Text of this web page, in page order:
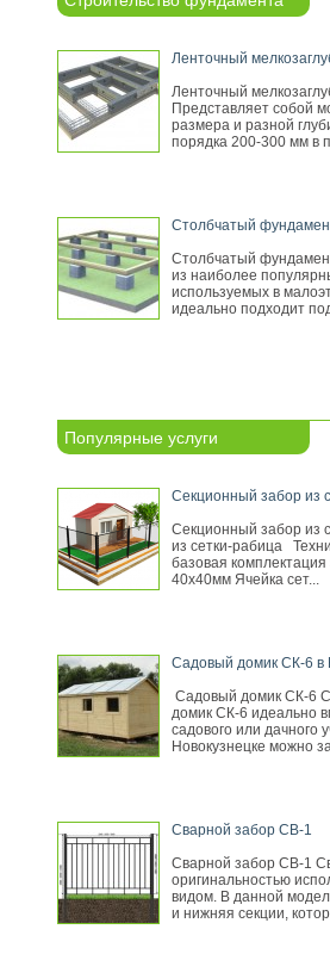
Ленточный
Ленточный
Представляет собой
размера и разной
порядка 200-300 мм в
Столбчатый
Столбчатый
из наиболее
используемых в
идеально подходит
Популярные услуги
Секционный забор из
Секционный забор из
из сетки-рабица
базовая
40х40мм Ячейка сет...
Садовый домик СК-6 в
Садовый домик СК-6
домик СК-6 идеально
садового или дачного
Новокузнецке можно
Сварной забор СВ-1
Сварной забор СВ-1
оригинальностью
видом. В данной
и нижняя секции,